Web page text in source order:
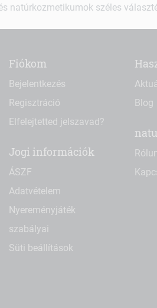
natúrkozmetikumok széles
Fiókom
Bejelentkezés
Regisztráció
Elfelejtetted jelszavad?
Jogi információk
ÁSZF
Adatvételem
Nyereményjáték
szabályai
Süti beállítások
Blog